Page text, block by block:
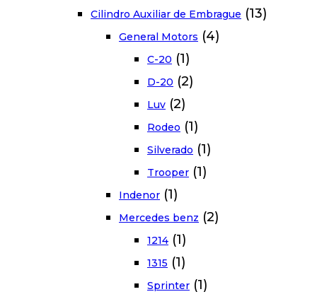
Cilindro Auxiliar de Embrague (13)
General Motors (4)
C-20 (1)
D-20 (2)
Luv (2)
Rodeo (1)
Silverado (1)
Trooper (1)
Indenor (1)
Mercedes benz (2)
1214 (1)
1315 (1)
Sprinter (1)